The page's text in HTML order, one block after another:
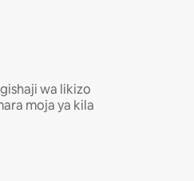
wa likizo
moja ya kila